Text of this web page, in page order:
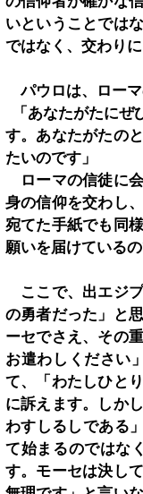
いということでは
ではなく、交わり
パウロは、ローマ
「あなたがたにぜ
す。あなたがたの
たいのです」
ローマの信徒に
身の信仰を交わし
宛てた手紙でも同
願いを届けているの
ここで、出エジ
の勇者だった」と
ーセでさえ、その
お遣わしください
て、「わたしひと
に訴えます。しか
わすしるしである
て始まるのではな
す。モーセは決し